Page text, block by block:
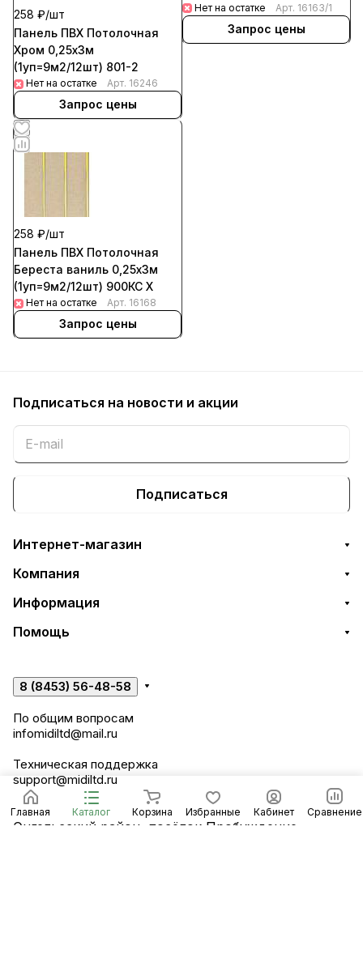
258 ₽/шт
Панель ПВХ Потолочная
Хром 0,25х3м
(1уп=9м2/12шт) 801-2
Нет на остатке Арт. 16246
Запрос цены
Нет на остатке Арт. 16163/1
Запрос цены
258 ₽/шт
Панель ПВХ Потолочная
Береста ваниль 0,25х3м
(1уп=9м2/12шт) 900КС Х
Нет на остатке Арт. 16168
Запрос цены
Главная Каталог Корзина Избранные Кабинет Сравнение
Подписаться на новости и акции
Подписаться
Интернет-магазин
Компания
Информация
Помощь
8 (8453) 56-48-58
По общим вопросам
infomidiltd@mail.ru
Техническая поддержка
support@midiltd.ru
Энгельсский район, посёлок Пробуждение,